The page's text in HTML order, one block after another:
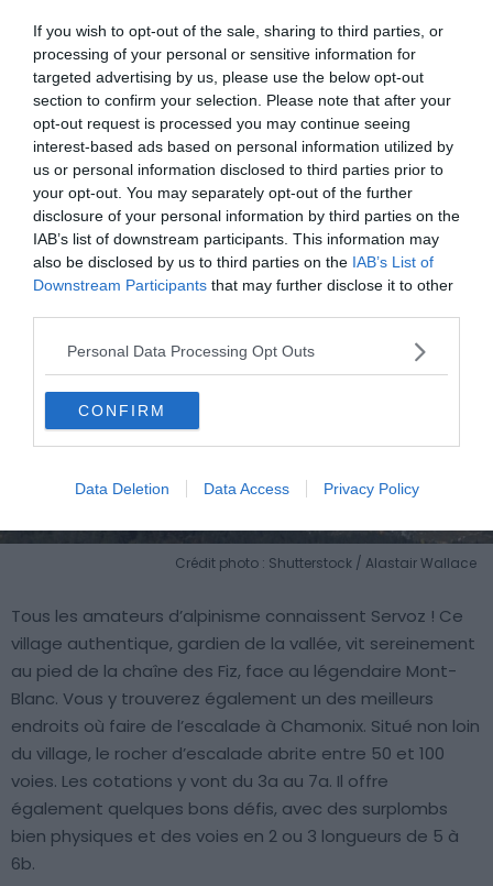
If you wish to opt-out of the sale, sharing to third parties, or
processing of your personal or sensitive information for
targeted advertising by us, please use the below opt-out
section to confirm your selection. Please note that after your
opt-out request is processed you may continue seeing
interest-based ads based on personal information utilized by
us or personal information disclosed to third parties prior to
your opt-out. You may separately opt-out of the further
disclosure of your personal information by third parties on the
IAB’s list of downstream participants. This information may
also be disclosed by us to third parties on the IAB’s List of
Downstream Participants that may further disclose it to other
Personal Data Processing Opt Outs
CONFIRM
Data Deletion Data Access Privacy Policy
5. Servoz
Crédit photo : Shutterstock / Alastair Wallace
Tous les amateurs d’alpinisme connaissent Servoz ! Ce
village authentique, gardien de la vallée, vit sereinement
au pied de la chaîne des Fiz, face au légendaire Mont-
Blanc. Vous y trouverez également un des meilleurs
endroits où faire de l’escalade à Chamonix. Situé non loin
du village, le rocher d’escalade abrite entre 50 et 100
voies. Les cotations y vont du 3a au 7a. Il offre
également quelques bons défis, avec des surplombs
bien physiques et des voies en 2 ou 3 longueurs de 5 à
6b.